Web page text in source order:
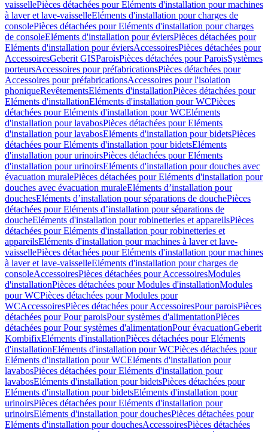
vaissellePièces détachées pour Eléments d'installation pour machines
à laver et lave-vaisselleEléments d'installation pour charges de
consolePièces détachées pour Eléments d'installation pour charges
de consoleEléments d'installation pour éviersPièces détachées pour
Eléments d'installation pour éviersAccessoiresPièces détachées pour
AccessoiresGeberit GISParoisPièces détachées pour ParoisSystèmes
porteursAccessoires pour préfabricationsPièces détachées pour
Accessoires pour préfabricationsAccessoires pour l'isolation
phoniqueRevêtementsEléments d'installationPièces détachées pour
Eléments d'installationEléments d'installation pour WCPièces
détachées pour Eléments d'installation pour WCEléments
d'installation pour lavabosPièces détachées pour Eléments
d'installation pour lavabosEléments d'installation pour bidetsPièces
détachées pour Eléments d'installation pour bidetsEléments
d'installation pour urinoirsPièces détachées pour Eléments
d'installation pour urinoirsEléments d'installation pour douches avec
évacuation muralePièces détachées pour Eléments d'installation pour
douches avec évacuation muraleEléments d’installation pour
douchesEléments d’installation pour séparations de douchePièces
détachées pour Eléments d’installation pour séparations de
doucheEléments d'installation pour robinetteries et appareilsPièces
détachées pour Eléments d'installation pour robinetteries et
appareilsEléments d'installation pour machines à laver et lave-
vaissellePièces détachées pour Eléments d'installation pour machines
à laver et lave-vaisselleEléments d'installation pour charges de
consoleAccessoiresPièces détachées pour AccessoiresModules
d'installationPièces détachées pour Modules d'installationModules
pour WCPièces détachées pour Modules pour
WCAccessoiresPièces détachées pour AccessoiresPour paroisPièces
détachées pour Pour paroisPour systèmes d'alimentationPièces
détachées pour Pour systèmes d'alimentationPour évacuationGeberit
KombifixEléments d'installationPièces détachées pour Eléments
d'installationEléments d'installation pour WCPièces détachées pour
Eléments d'installation pour WCEléments d'installation pour
lavabosPièces détachées pour Eléments d'installation pour
lavabosEléments d'installation pour bidetsPièces détachées pour
Eléments d'installation pour bidetsEléments d'installation pour
urinoirsPièces détachées pour Eléments d'installation pour
urinoirsEléments d'installation pour douchesPièces détachées pour
Eléments d'installation pour douchesAccessoiresPièces détachées